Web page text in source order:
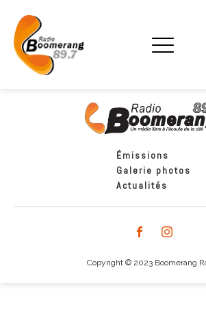
Émissions
Galerie photos
Actualités
Copyright © 2023 Boomerang